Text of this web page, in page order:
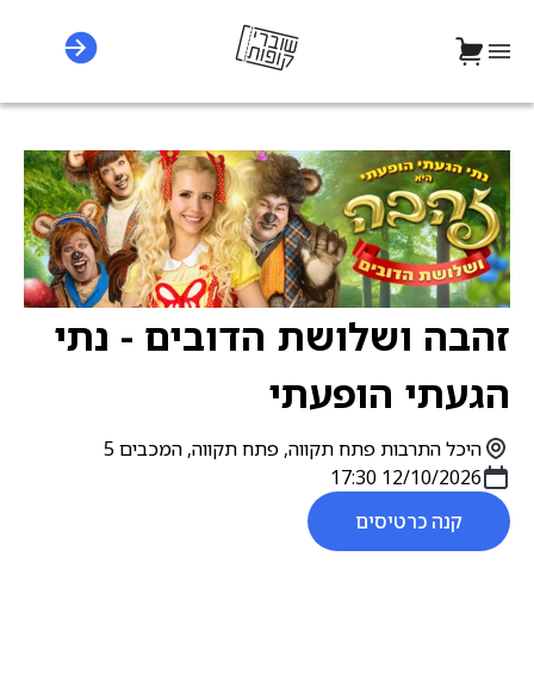
זהבה ושלושת הדובים - נתי
הגעתי הופעתי
12/10/2026 17:30
היכל התרבות פתח תקווה, פתח תקווה, המכבים 5
קנה כרטיסים